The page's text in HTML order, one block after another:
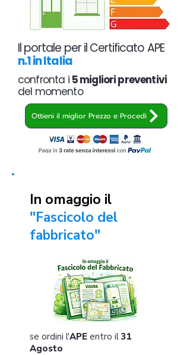
Il portale per il Certificato APE
n.1 in Italia
confronta i 5 migliori preventivi
del momento
Ottieni il miglior Prezzo e Procedi
In omaggio il
"Fascicolo del
fabbricato"
se ordini l'APE entro il 31
Agosto